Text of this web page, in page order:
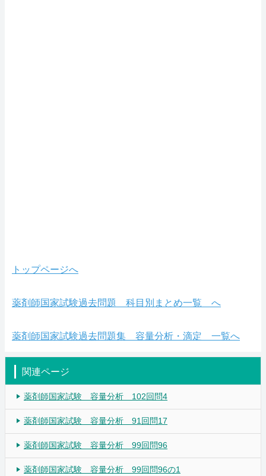
トップページへ
薬剤師国家試験過去問題 科目別まとめ一覧 へ
薬剤師国家試験過去問題集 容量分析・滴定 一覧へ
関連ページ
薬剤師国家試験 容量分析 102回問4
薬剤師国家試験 容量分析 91回問17
薬剤師国家試験 容量分析 99回問96
薬剤師国家試験 容量分析 99回問96の1